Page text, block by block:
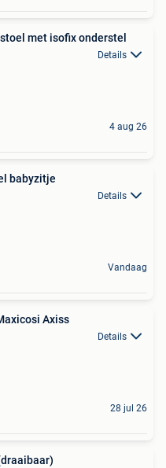
met isofix onderstel
Details
4 aug 26
babyzitje
Details
Vandaag
Axiss
Details
28 jul 26